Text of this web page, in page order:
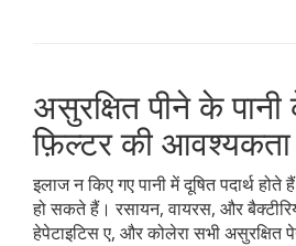
असुरक्षित पीने के
फ़िल्टर की आवश्यकता
इलाज न किए गए पानी में दूषित पदार्थ
हो सकते हैं। रसायन, वायरस, और
हेपेटाइटिस ए, और कोलेरा सभी